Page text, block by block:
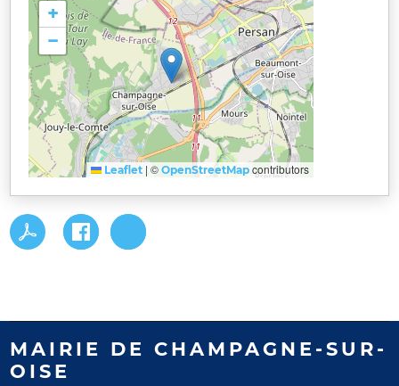
+
−
Leaflet | ©OpenStreetMap contributors
MAIRIE DE CHAMPAGNE-SUR-
OISE